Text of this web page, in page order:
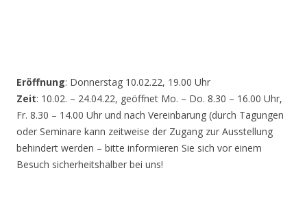
Eröffnung: Donnerstag 10.02.22, 19.00 Uhr
Zeit: 10.02. – 24.04.22, geöffnet Mo. – Do. 8.30 – 16.00 Uhr,
Fr. 8.30 – 14.00 Uhr und nach Vereinbarung (durch Tagungen
oder Seminare kann zeitweise der Zugang zur Ausstellung
behindert werden – bitte informieren Sie sich vor einem
Besuch sicherheitshalber bei uns!